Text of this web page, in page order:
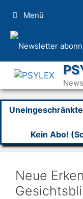
Inhalt
springen
Menü
Kein Abo!
Neue